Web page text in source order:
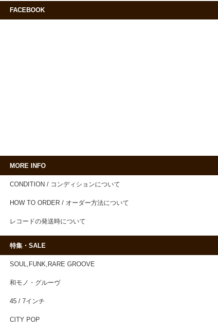
FACEBOOK
MORE INFO
CONDITION / コンディションについて
HOW TO ORDER / オーダー方法について
レコードの発送時について
特集・SALE
SOUL,FUNK,RARE GROOVE
和モノ・グルーヴ
45 / 7インチ
CITY POP